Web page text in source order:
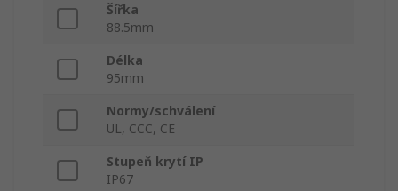
Šířka
88.5mm
Délka
95mm
Normy/schválení
UL, CCC, CE
Stupeň krytí IP
IP67